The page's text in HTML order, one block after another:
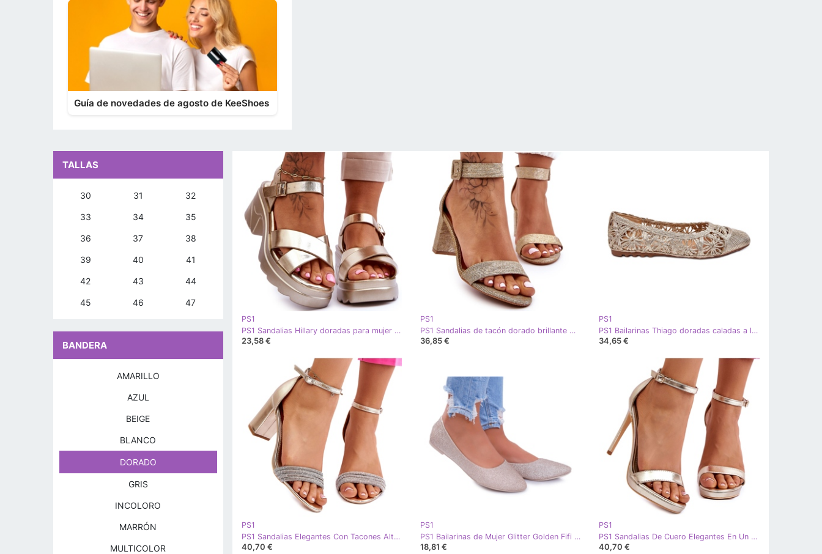
Guía de novedades de agosto de KeeShoes
PS1
PS1 Sandalias Hillary doradas para mujer con tacones masivos dorado
23,58 €
PS1
PS1 Sandalias de tacón dorado brillante Maxim
36,85 €
PS1
PS1 Bailarinas Thiago doradas caladas a la moda dorado
34,65 €
PS1
PS1 Sandalias Elegantes Con Tacones Altos De Zirconia Cúbica Golden Laurene dorado
40,70 €
PS1
PS1 Bailarinas de Mujer Glitter Golden Fifi dorado
18,81 €
PS1
PS1 Sandalias De Cuero Elegantes En Un Tacón Alto Averie Dorado
40,70 €
TALLAS
30 31 32
33 34 35
36 37 38
39 40 41
42 43 44
45 46 47
BANDERA
AMARILLO
AZUL
BEIGE
BLANCO
DORADO
GRIS
INCOLORO
MARRÓN
MULTICOLOR